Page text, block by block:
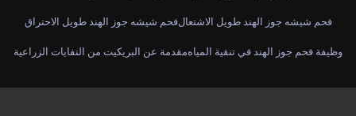
فحم شيشه جوز الهند طويل الاحتراقفحم شيشه جوز الهند طويل الاشتعال
مقدمة عن البريكيت من النفايات الزراعيةوظيفة فحم جوز الهند في تنقية المياه